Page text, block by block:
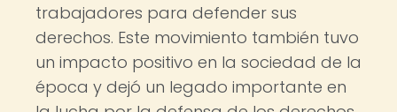
trabajadores para defender sus
derechos. Este movimiento también tuvo
un impacto positivo en la sociedad de la
época y dejó un legado importante en